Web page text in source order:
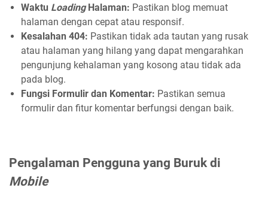
Waktu LoadingHalaman: Pastikan blog memuat
halaman dengan cepat atau responsif.
Kesalahan 404: Pastikan tidak ada tautan yang rusak
atau halaman yang hilang yang dapat mengarahkan
pengunjung kehalaman yang kosong atau tidak ada
pada blog.
Fungsi Formulir dan Komentar: Pastikan semua
formulir dan fitur komentar berfungsi dengan baik.
Pengalaman Pengguna yang Buruk di
Mobile